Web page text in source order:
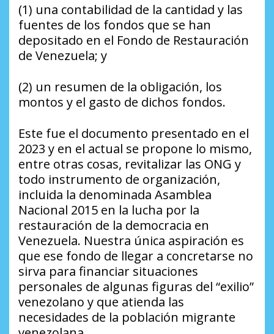
(1) una contabilidad de la cantidad y las
fuentes de los fondos que se han
depositado en el Fondo de Restauración
de Venezuela; y
(2) un resumen de la obligación, los
montos y el gasto de dichos fondos.
Este fue el documento presentado en el
2023 y en el actual se propone lo mismo,
entre otras cosas, revitalizar las ONG y
todo instrumento de organización,
incluida la denominada Asamblea
Nacional 2015 en la lucha por la
restauración de la democracia en
Venezuela. Nuestra única aspiración es
que ese fondo de llegar a concretarse no
sirva para financiar situaciones
personales de algunas figuras del “exilio”
venezolano y que atienda las
necesidades de la población migrante